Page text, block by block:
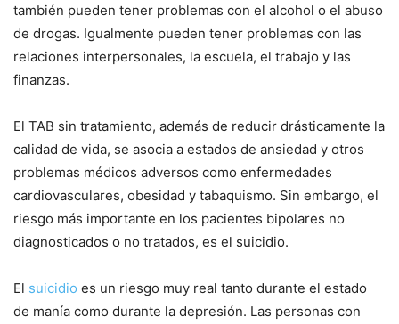
también pueden tener problemas con el alcohol o el abuso
de drogas. Igualmente pueden tener problemas con las
relaciones interpersonales, la escuela, el trabajo y las
finanzas.
El TAB sin tratamiento, además de reducir drásticamente la
calidad de vida, se asocia a estados de ansiedad y otros
problemas médicos adversos como enfermedades
cardiovasculares, obesidad y tabaquismo. Sin embargo, el
riesgo más importante en los pacientes bipolares no
diagnosticados o no tratados, es el suicidio.
El suicidio es un riesgo muy real tanto durante el estado
de manía como durante la depresión. Las personas con